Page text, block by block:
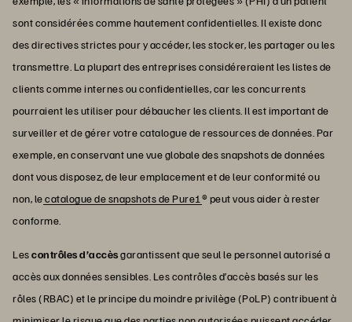
sont considérées comme hautement confidentielles. Il existe donc
des directives strictes pour y accéder, les stocker, les partager ou les
transmettre. La plupart des entreprises considéreraient les listes de
clients comme internes ou confidentielles, car les concurrents
pourraient les utiliser pour débaucher les clients. Il est important de
surveiller et de gérer votre catalogue de ressources de données. Par
exemple, en conservant une vue globale des snapshots de données
dont vous disposez, de leur emplacement et de leur conformité ou
non, lecatalogue de snapshots de Pure1® peut vous aider à rester
conforme.
Lescontrôles d’accèsgarantissent que seul le personnel autorisé a
accès aux données sensibles. Les contrôles d’accès basés sur les
rôles (RBAC) et le principe du moindre privilège (PoLP) contribuent à